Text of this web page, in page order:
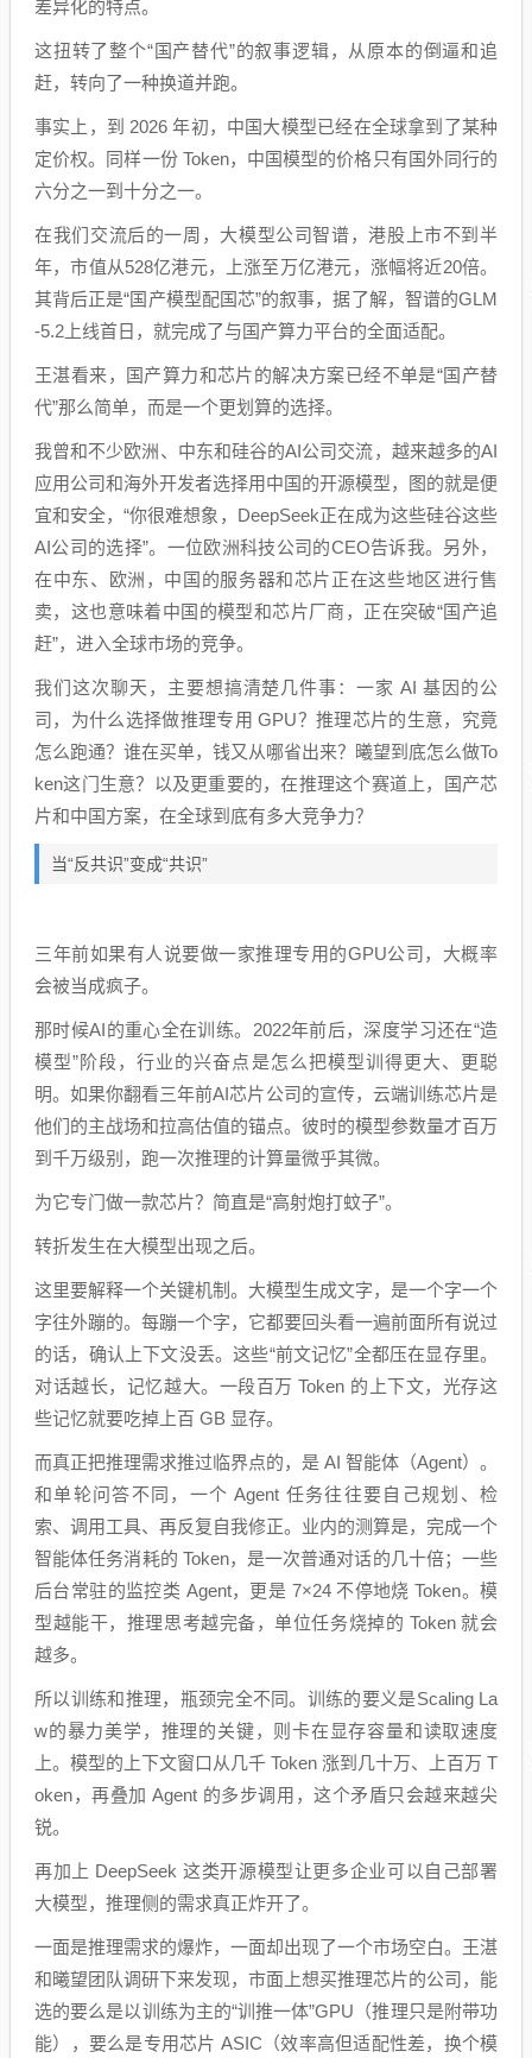
差异化的特点。
这扭转了整个“国产替代”的叙事逻辑，从原本的倒逼和追
赶，转向了一种换道并跑。
事实上，到 2026 年初，中国大模型已经在全球拿到了某种
定价权。同样一份 Token，中国模型的价格只有国外同行的
六分之一到十分之一。
在我们交流后的一周，大模型公司智谱，港股上市不到半
年，市值从528亿港元，上涨至万亿港元，涨幅将近20倍。
其背后正是“国产模型配国芯”的叙事，据了解，智谱的GLM
-5.2上线首日，就完成了与国产算力平台的全面适配。
王湛看来，国产算力和芯片的解决方案已经不单是“国产替
代”那么简单，而是一个更划算的选择。
我曾和不少欧洲、中东和硅谷的AI公司交流，越来越多的AI
应用公司和海外开发者选择用中国的开源模型，图的就是便
宜和安全，“你很难想象，DeepSeek正在成为这些硅谷这些
AI公司的选择”。一位欧洲科技公司的CEO告诉我。另外，
在中东、欧洲，中国的服务器和芯片正在这些地区进行售
卖，这也意味着中国的模型和芯片厂商，正在突破“国产追
赶”，进入全球市场的竞争。
我们这次聊天，主要想搞清楚几件事：一家 AI 基因的公
司，为什么选择做推理专用 GPU？推理芯片的生意，究竟
怎么跑通？谁在买单，钱又从哪省出来？曦望到底怎么做To
ken这门生意？以及更重要的，在推理这个赛道上，国产芯
片和中国方案，在全球到底有多大竞争力？
当“反共识”变成“共识”
三年前如果有人说要做一家推理专用的GPU公司，大概率
会被当成疯子。
那时候AI的重心全在训练。2022年前后，深度学习还在“造
模型”阶段，行业的兴奋点是怎么把模型训得更大、更聪
明。如果你翻看三年前AI芯片公司的宣传，云端训练芯片是
他们的主战场和拉高估值的锚点。彼时的模型参数量才百万
到千万级别，跑一次推理的计算量微乎其微。
为它专门做一款芯片？简直是“高射炮打蚊子”。
转折发生在大模型出现之后。
这里要解释一个关键机制。大模型生成文字，是一个字一个
字往外蹦的。每蹦一个字，它都要回头看一遍前面所有说过
的话，确认上下文没丢。这些“前文记忆”全都压在显存里。
对话越长，记忆越大。一段百万 Token 的上下文，光存这
些记忆就要吃掉上百 GB 显存。
而真正把推理需求推过临界点的，是 AI 智能体（Agent）。
和单轮问答不同，一个 Agent 任务往往要自己规划、检
索、调用工具、再反复自我修正。业内的测算是，完成一个
智能体任务消耗的 Token，是一次普通对话的几十倍；一些
后台常驻的监控类 Agent，更是 7×24 不停地烧 Token。模
型越能干，推理思考越完备，单位任务烧掉的 Token 就会
越多。
所以训练和推理，瓶颈完全不同。训练的要义是Scaling La
w的暴力美学，推理的关键，则卡在显存容量和读取速度
上。模型的上下文窗口从几千 Token 涨到几十万、上百万 T
oken，再叠加 Agent 的多步调用，这个矛盾只会越来越尖
锐。
再加上 DeepSeek 这类开源模型让更多企业可以自己部署
大模型，推理侧的需求真正炸开了。
一面是推理需求的爆炸，一面却出现了一个市场空白。王湛
和曦望团队调研下来发现，市面上想买推理芯片的公司，能
选的要么是以训练为主的“训推一体”GPU（推理只是附带功
能），要么是专用芯片 ASIC（效率高但适配性差，换个模